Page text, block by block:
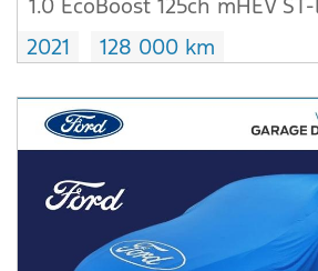
1.0 EcoBoost 125ch mHEV
2021
128 000 km